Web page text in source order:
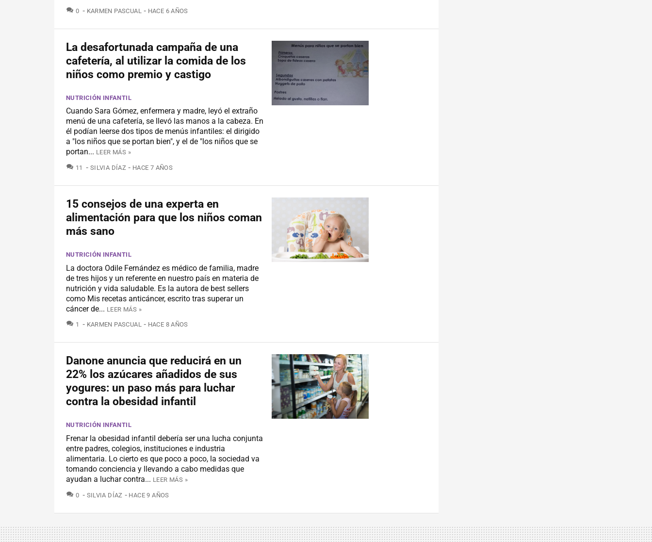
0 COMENTARIOS
KARMEN PASCUAL HACE 6 AÑOS
La desafortunada campaña de una
cafetería, al utilizar la comida de los
niños como premio y castigo
NUTRICIÓN INFANTIL
Cuando Sara Gómez, enfermera y madre, leyó el extraño
menú de una cafetería, se llevó las manos a la cabeza. En
él podían leerse dos tipos de menús infantiles: el dirigido
a "los niños que se portan bien", y el de "los niños que se
portan... LEER MÁS »
11 COMENTARIOS
SILVIA DÍAZ HACE 7 AÑOS
15 consejos de una experta en
alimentación para que los niños coman
más sano
NUTRICIÓN INFANTIL
La doctora Odile Fernández es médico de familia, madre
de tres hijos y un referente en nuestro país en materia de
nutrición y vida saludable. Es la autora de best sellers
como Mis recetas anticáncer, escrito tras superar un
cáncer de... LEER MÁS »
1 COMENTARIOS
KARMEN PASCUAL HACE 8 AÑOS
Danone anuncia que reducirá en un
22% los azúcares añadidos de sus
yogures: un paso más para luchar
contra la obesidad infantil
NUTRICIÓN INFANTIL
Frenar la obesidad infantil debería ser una lucha conjunta
entre padres, colegios, instituciones e industria
alimentaria. Lo cierto es que poco a poco, la sociedad va
tomando conciencia y llevando a cabo medidas que
ayudan a luchar contra... LEER MÁS »
0 COMENTARIOS
SILVIA DÍAZ HACE 9 AÑOS